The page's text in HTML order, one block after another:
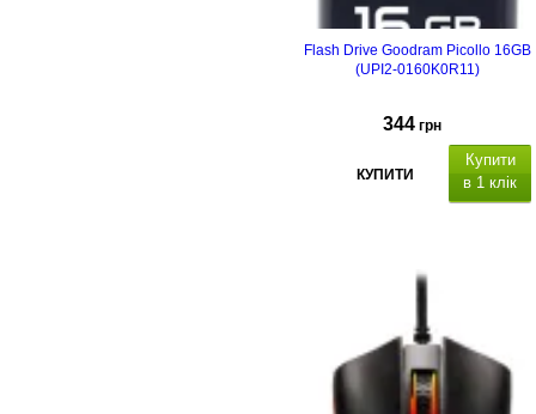
Flash Drive Goodram Picollo 16GB
(UPI2-0160K0R11)
344 грн
КУПИТИ
Купити
в 1 клік